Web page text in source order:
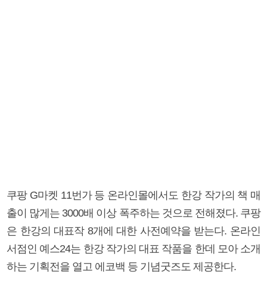
쿠팡 G마켓 11번가 등 온라인몰에서도 한강 작가의 책 매
출이 많게는 3000배 이상 폭주하는 것으로 전해졌다. 쿠팡
은 한강의 대표작 8개에 대한 사전예약을 받는다. 온라인
서점인 예스24는 한강 작가의 대표 작품을 한데 모아 소개
하는 기획전을 열고 에코백 등 기념굿즈도 제공한다.